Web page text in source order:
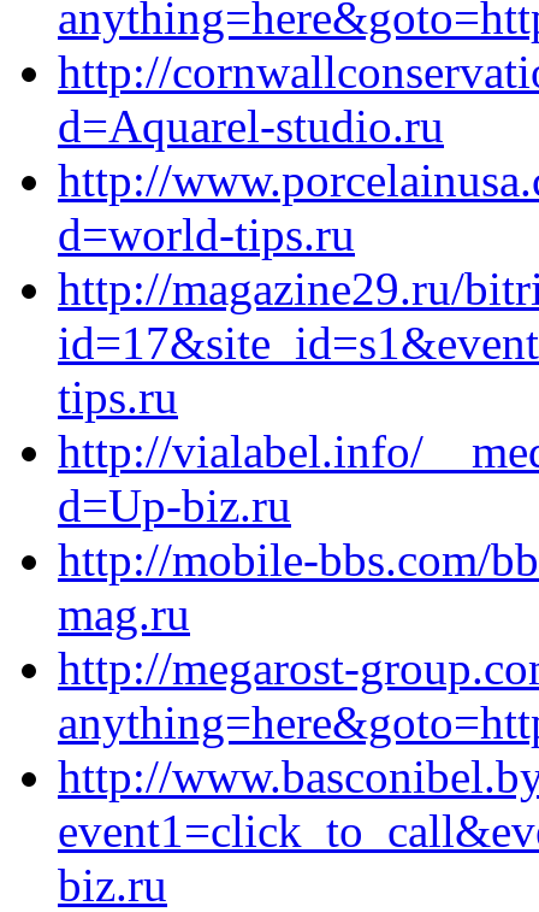
http://
d=Aquarel-studio.ru
http://
d=world-tips.ru
http://magazine29.ru/
tips.ru
http://vialabel.info/
d=Up-biz.ru
http://mobile-bbs.com/
mag.ru
http://megarost-
http://
biz.ru